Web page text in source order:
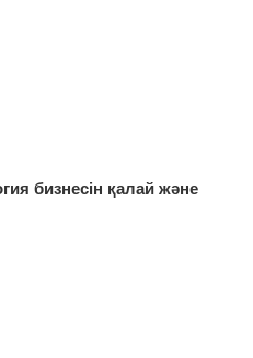
бизнесін қалай және